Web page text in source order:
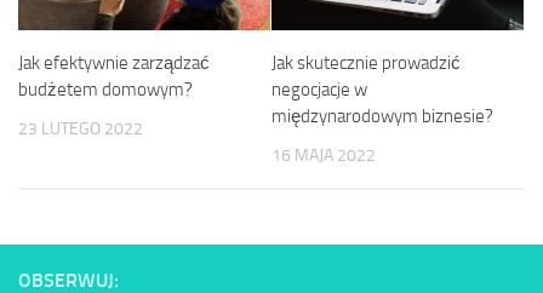
Jak efektywnie zarządzać
budżetem domowym?
23 LUTEGO 2022
Jak skutecznie prowadzić
negocjacje w
międzynarodowym biznesie?
16 MAJA 2022
OBSERWUJ: